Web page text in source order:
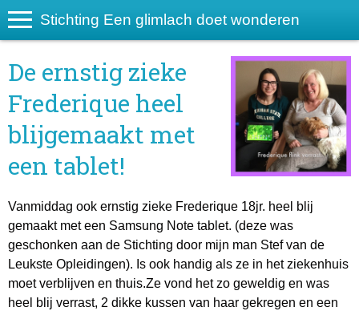
Stichting Een glimlach doet wonderen
De ernstig zieke
Frederique heel
blijgemaakt met
een tablet!
Vanmiddag ook ernstig zieke Frederique 18jr. heel blij
gemaakt met een Samsung Note tablet. (deze was
geschonken aan de Stichting door mijn man Stef van de
Leukste Opleidingen). Is ook handig als ze in het ziekenhuis
moet verblijven en thuis.Ze vond het zo geweldig en was
heel blij verrast, 2 dikke kussen van haar gekregen en een